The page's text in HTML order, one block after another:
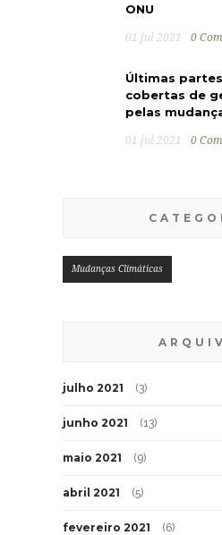
ONU
01 jul 2021 0
Últimas
cobertas de
pelas
01 jul 2021 0
Mudanças Climáticas
julho 2021 (3)
junho 2021 (13)
maio 2021 (9)
abril 2021 (5)
fevereiro 2021 (6)